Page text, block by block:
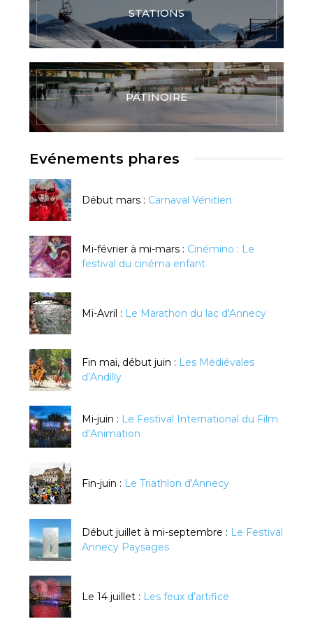
STATIONS
PATINOIRE
Evénements phares
Début mars : Carnaval Vénitien
Mi-février à mi-mars : Cinémino : Le
festival du cinéma enfant
Mi-Avril : Le Marathon du lac d'Annecy
Fin mai, début juin : Les Médiévales
d’Andilly
Mi-juin : Le Festival International du Film
d’Animation
Fin-juin : Le Triathlon d'Annecy
Début juillet à mi-septembre : Le Festival
Annecy Paysages
Le 14 juillet : Les feux d’artifice